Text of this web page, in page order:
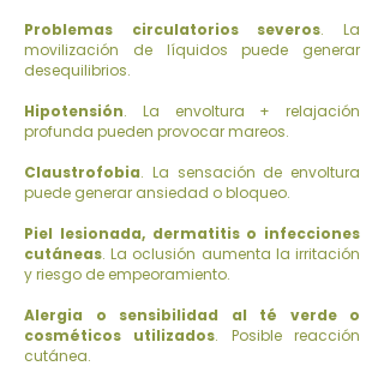
Problemas circulatorios severos. La
movilización de líquidos puede generar
desequilibrios.
Hipotensión. La envoltura + relajación
profunda pueden provocar mareos.
Claustrofobia. La sensación de envoltura
puede generar ansiedad o bloqueo.
Piel lesionada, dermatitis o infecciones
cutáneas. La oclusión aumenta la irritación
y riesgo de empeoramiento.
Alergia o sensibilidad al té verde o
cosméticos utilizados. Posible reacción
cutánea.